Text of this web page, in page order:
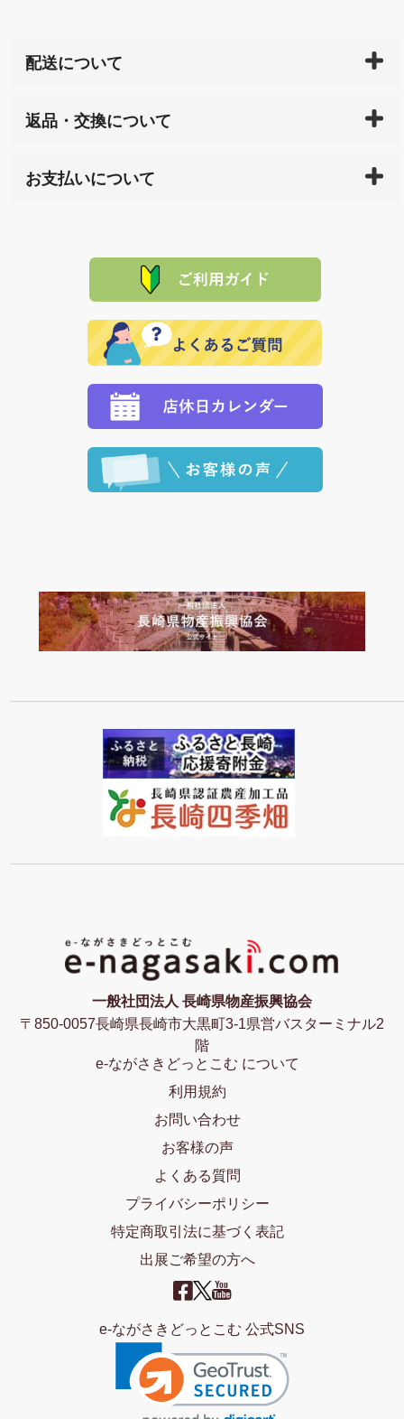
配送について
天ペイ」の方はご注文受付後）、 長崎県下全域に点在
サイト内で購入された商品の送料は、こちらの
全国送
れの生産メーカーからお客様の元へ直送いたしますの
で、 それぞれ個別に送料が必要になります。
返品・交換について
または配送途中の 事故などで不都合が生じている場合
品代金を返金いたします。）
その際は誠に申し訳ありませんが、当協会までご注文
願いいたします。
お支払いについて
た場合、お客様からの ご入金を確認した後で、商品を
※「クレジットカード」「PayPay」「楽天ペイ」を指
定された場合は、準備出来次第の便にてお送りいたし
ます。 （到着日指定をされている場合は、ご指定の日
程に合わせてお届けいたします。）
一般社団法人 長崎県物産振興協会
〒850-0057長崎県長崎市大黒町3-1県営バスターミナル2
階
e-ながさきどっとこむ について
利用規約
お問い合わせ
お客様の声
よくある質問
プライバシーポリシー
特定商取引法に基づく表記
出展ご希望の方へ
e-ながさきどっとこむ 公式SNS